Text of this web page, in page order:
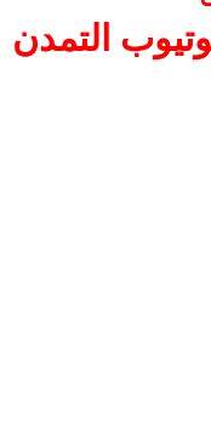
التمدن